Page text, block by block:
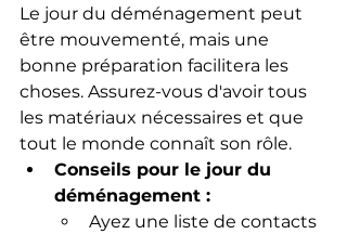
Le jour du déménagement peut
être mouvementé, mais une
bonne préparation facilitera les
choses. Assurez-vous d'avoir tous
les matériaux nécessaires et que
tout le monde connaît son rôle.
Conseils pour le jour du
déménagement :
Ayez une liste de contacts